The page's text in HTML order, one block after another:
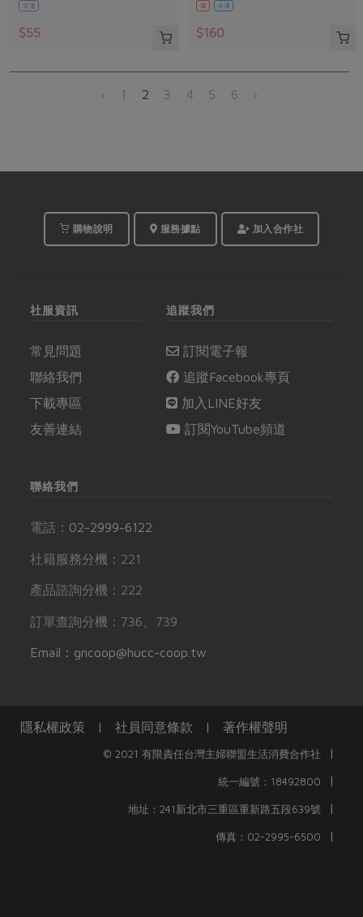
常溫
$55
葷 冷凍
$160
‹ 1 2 3 4 5 6 ›
購物說明 服務據點 加入合作社
社服資訊
常見問題
聯絡我們
下載專區
友善連結
追蹤我們
訂閱電子報
追蹤Facebook專頁
加入LINE好友
訂閱YouTube頻道
聯絡我們
電話： 02-2999-6122
社籍服務分機：221
產品諮詢分機：222
訂單查詢分機：736、739
Email：gncoop@hucc-coop.tw
隱私權政策 | 社員同意條款 | 著作權聲明
© 2021 有限責任台灣主婦聯盟生活消費合作社 |
統一編號：18492800 |
地址：241新北市三重區重新路五段639號 |
傳真：02-2995-6500 |